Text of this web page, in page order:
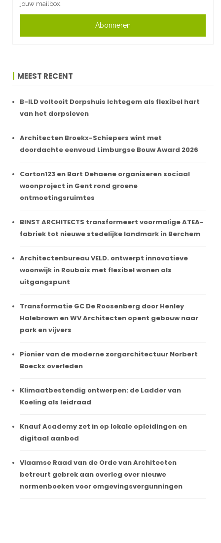
jouw mailbox.
Abonneren
MEEST RECENT
B-ILD voltooit Dorpshuis Ichtegem als flexibel hart
van het dorpsleven
Architecten Broekx-Schiepers wint met
doordachte eenvoud Limburgse Bouw Award 2026
Carton123 en Bart Dehaene organiseren sociaal
woonproject in Gent rond groene
ontmoetingsruimtes
BINST ARCHITECTS transformeert voormalige ATEA-
fabriek tot nieuwe stedelijke landmark in Berchem
Architectenbureau VELD. ontwerpt innovatieve
woonwijk in Roubaix met flexibel wonen als
uitgangspunt
Transformatie GC De Roosenberg door Henley
Halebrown en WV Architecten opent gebouw naar
park en vijvers
Pionier van de moderne zorgarchitectuur Norbert
Boeckx overleden
Klimaatbestendig ontwerpen: de Ladder van
Koeling als leidraad
Knauf Academy zet in op lokale opleidingen en
digitaal aanbod
Vlaamse Raad van de Orde van Architecten
betreurt gebrek aan overleg over nieuwe
normenboeken voor omgevingsvergunningen